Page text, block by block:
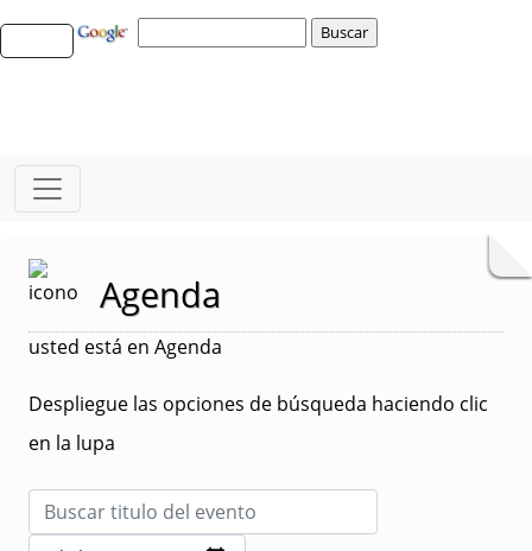
Agenda
usted está en Agenda
Despliegue las opciones de búsqueda haciendo clic
en la lupa